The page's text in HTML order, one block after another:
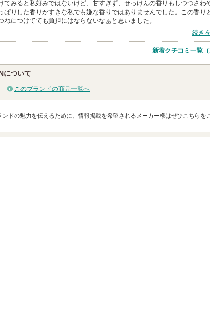
てみると私好みではないけど、甘すぎず、せっけんの香りもしつつさわ
ぱりした香りがすきな私でも嫌な香りではありませんでした。この香り
ねにつけてても負担にはならないなぁと思いました。
続き
新着クチコミ一覧
について
このブランドの商品一覧へ
ンドの魅力を伝えるために、情報掲載を希望されるメーカー様はぜひこちらを